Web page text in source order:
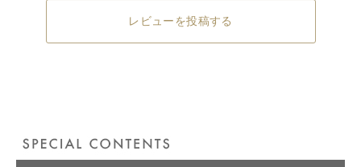
レビューを投稿する